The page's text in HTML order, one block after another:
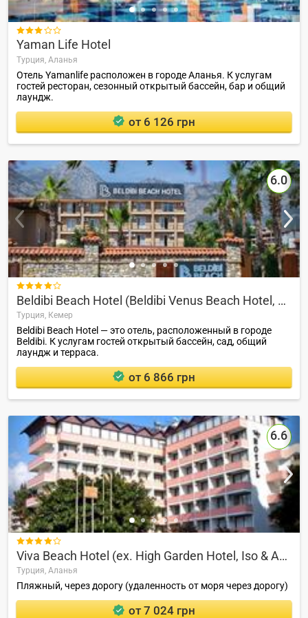

Yaman Life Hotel
Турция, Аланья
Отель Yamanlife расположен в городе Аланья. К услугам
гостей ресторан, сезонный открытый бассейн, бар и общий
лаундж.
от 6 126 грн
6.0

Beldibi Beach Hotel (Beldibi Venus Beach Hotel, Larissa Inn)
Турция, Кемер
Beldibi Beach Hotel — это отель, расположенный в городе
Beldibi. К услугам гостей открытый бассейн, сад, общий
лаундж и терраса.
от 6 866 грн
6.6

Viva Beach Hotel (ex. High Garden Hotel, Iso & Asi Hotel Mahmutlar)
Турция, Аланья
Пляжный, через дорогу (удаленность от моря через дорогу)
от 7 024 грн